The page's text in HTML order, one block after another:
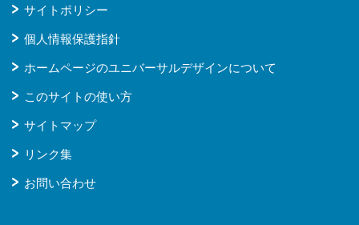
サイトポリシー
個人情報保護指針
ホームページのユニバーサルデザインについて
このサイトの使い方
サイトマップ
リンク集
お問い合わせ